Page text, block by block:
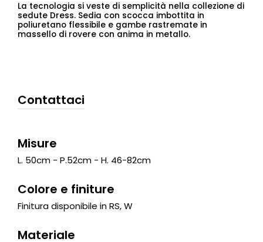
La tecnologia si veste di semplicità nella collezione di
sedute Dress. Sedia con scocca imbottita in
poliuretano flessibile e gambe rastremate in
massello di rovere con anima in metallo.
Contattaci
Misure
L. 50cm - P.52cm - H. 46-82cm
Colore e finiture
Finitura disponibile in RS, W
Materiale